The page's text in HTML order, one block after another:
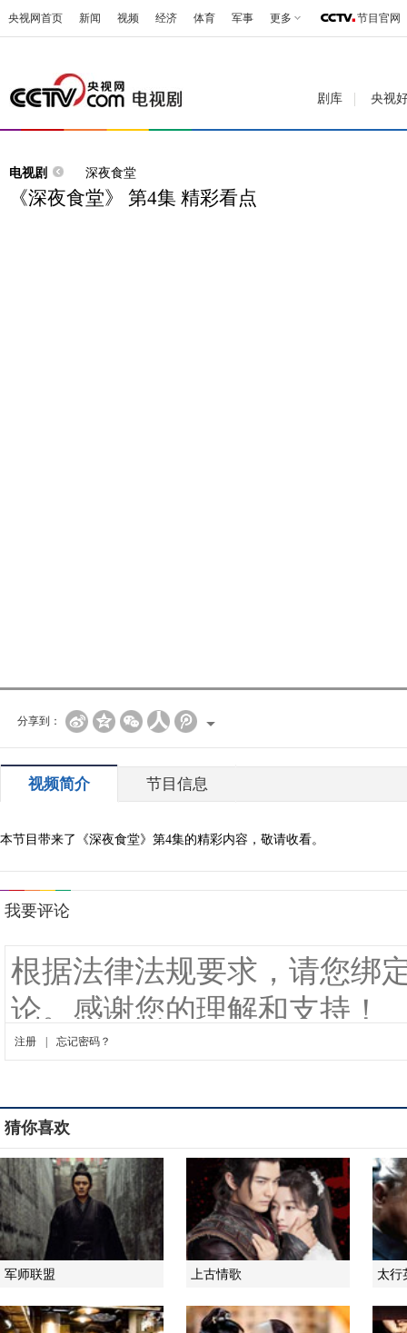
央视网首页 新闻 视频 经济 体育 军事 更多 节目官网
剧库 央视
电视剧 深夜食堂
《深夜食堂》 第4集 精彩看点
分享到：
视频简介 节目信息
本节目带来了《深夜食堂》第4集的精彩内容，敬请收看。
猜你喜欢
军师联盟 上古情歌 太行